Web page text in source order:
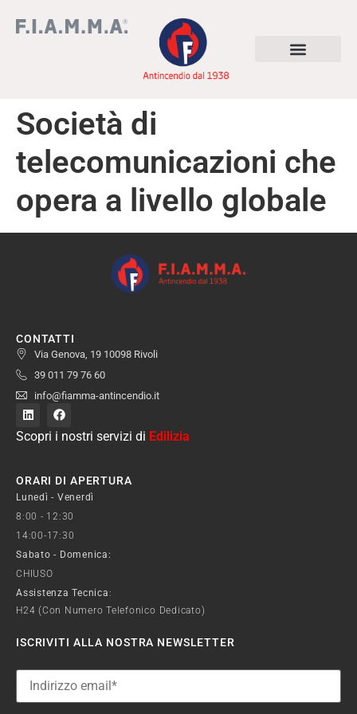
Società di
telecomunicazioni che
opera a livello globale
CONTATTI
Via Genova, 19 10098 Rivoli
39 011 79 76 60
info@fiamma-antincendio.it
Scopri i nostri servizi di Edilizia
ORARI DI APERTURA
Lunedì - Venerdì
8:00 - 12:30
14:00-17:30
Sabato - Domenica:
CHIUSO
Assistenza Tecnica:
H24 (con Numero Telefonico Dedicato)
ISCRIVITI ALLA NOSTRA NEWSLETTER